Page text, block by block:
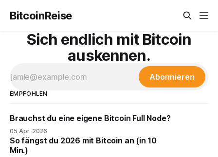
BitcoinReise
Sich endlich mit Bitcoin
auskennen.
Abonnieren
EMPFOHLEN
Brauchst du eine eigene Bitcoin Full Node?
05 Apr. 2026
So fängst du 2026 mit Bitcoin an (in 10
Min.)